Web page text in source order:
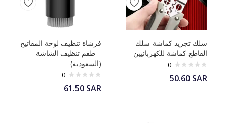
سلك تجريد كماشة-سلك
القاطع كماشة للكهربائيين
0
50.60 SAR
فرشاة تنظيف لوحة المفاتيح
– طقم تنظيف الشاشة
(السعودية)
0
61.50 SAR